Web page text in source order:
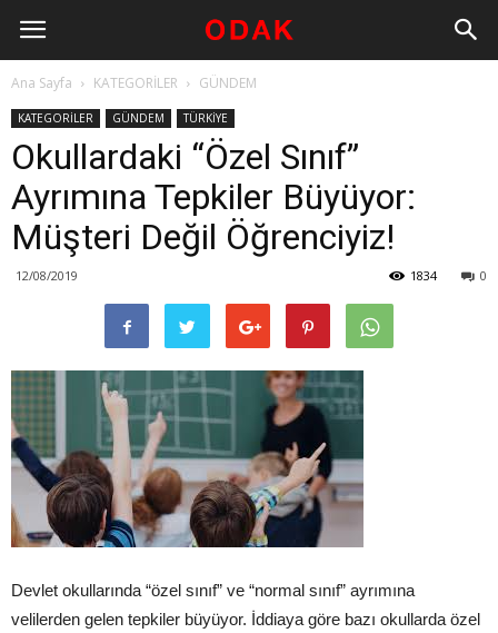
Ana Sayfa KATEGORİLER GÜNDEM
KATEGORİLER GÜNDEM TÜRKİYE
Okullardaki “Özel Sınıf”
Ayrımına Tepkiler Büyüyor:
Müşteri Değil Öğrenciyiz!
12/08/2019 0
1834
Devlet okullarında “özel sınıf” ve “normal sınıf” ayrımına
velilerden gelen tepkiler büyüyor. İddiaya göre bazı okullarda özel